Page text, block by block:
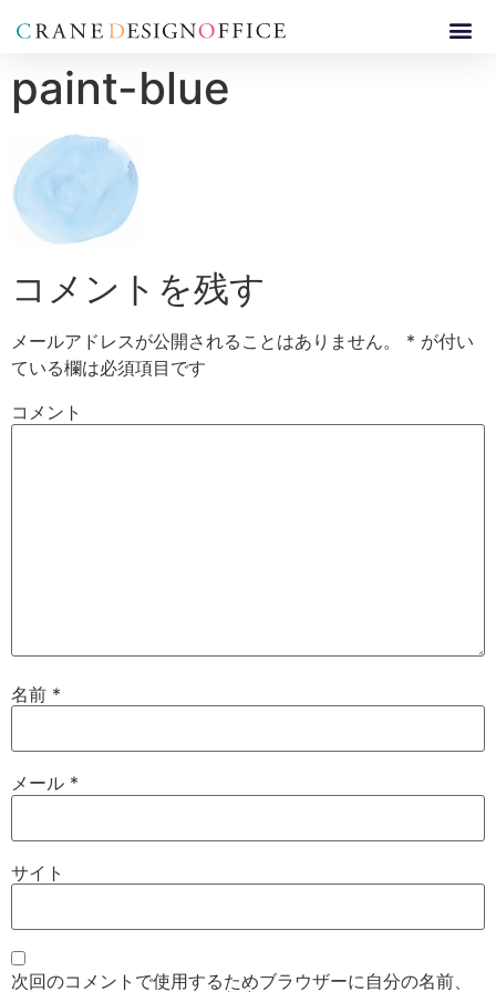
paint-blue
コメントを残す
メールアドレスが公開されることはありません。 * が付い
ている欄は必須項目です
コメント
名前 *
メール *
サイト
次回のコメントで使用するためブラウザーに自分の名前、